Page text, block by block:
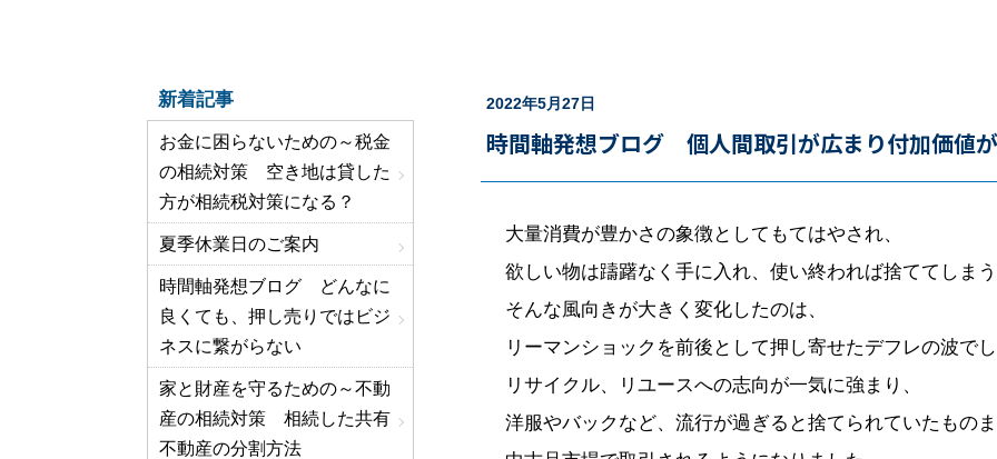
新着記事
お金に困らないための～税金
の相続対策 空き地は貸した
方が相続税対策になる？
夏季休業日のご案内
時間軸発想ブログ どんなに
良くても、押し売りではビジ
ネスに繋がらない
家と財産を守るための～不動
産の相続対策 相続した共有
不動産の分割方法
2022年5月27日
時間軸発想ブログ 個人間取引が広まり付加価値
大量消費が豊かさの象徴としてもてはやされ、
欲しい物は躊躇なく手に入れ、使い終われば捨ててしまう
そんな風向きが大きく変化したのは、
リーマンショックを前後として押し寄せたデフレの波でし
リサイクル、リユースへの志向が一気に強まり、
洋服やバックなど、流行が過ぎると捨てられていたものま